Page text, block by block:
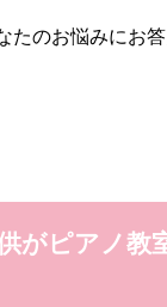
たのお悩みにお
がピアノ教